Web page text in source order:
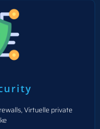
Virtuelle private